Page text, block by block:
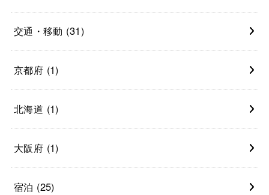
交通・移動 (31)
京都府 (1)
北海道 (1)
大阪府 (1)
宿泊 (25)